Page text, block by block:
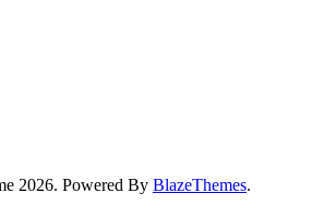
2026. Powered By BlazeThemes.